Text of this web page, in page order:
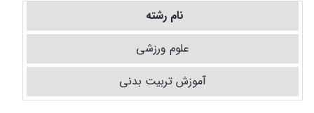
نام رشته
علوم ورزشی
آموزش تربیت بدنی